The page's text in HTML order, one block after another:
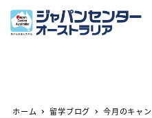
ホーム 留学ブログ 今月のキャ